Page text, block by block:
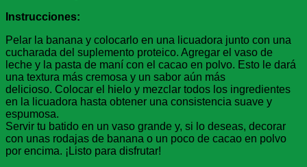
Instrucciones:
Pelar la banana y colocarlo en una licuadora junto con una
cucharada del suplemento proteico. Agregar el vaso de
leche y la pasta de maní con el cacao en polvo. Esto le dará
una textura más cremosa y un sabor aún más
delicioso. Colocar el hielo y mezclar todos los ingredientes
en la licuadora hasta obtener una consistencia suave y
espumosa.
Servir tu batido en un vaso grande y, si lo deseas, decorar
con unas rodajas de banana o un poco de cacao en polvo
por encima. ¡Listo para disfrutar!